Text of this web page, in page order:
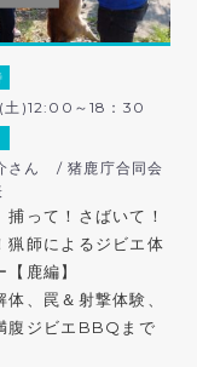
土)12:00～18：30
さん / 猪鹿庁合同会
捕って！さばいて！
猟師によるジビエ体
鹿編】
体、罠＆射撃体験、
腹ジビエBBQまで